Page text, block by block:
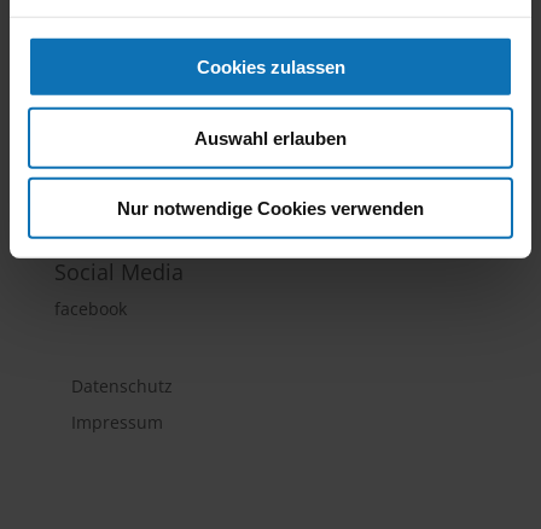
Cookies zulassen
Auswahl erlauben
Nur notwendige Cookies verwenden
Perlmooser Au 2B, A-3160 Traisen | Tel.: +43 (0) 676 /
570 40 49 | office@thucom.at
Social Media
facebook
Datenschutz
Impressum